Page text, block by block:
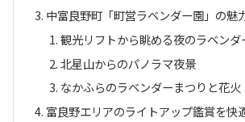
中富良野町「町営ラベンダー園」の魅
観光リフトから眺める夜のラベンダ
北星山からのパノラマ夜景
なかふらのラベンダーまつりと花火
富良野エリアのライトアップ鑑賞を快